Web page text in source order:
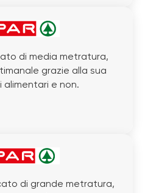
di media metratura,
grazie alla sua
e non.
di grande metratura,